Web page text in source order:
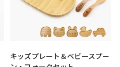
キッズプレート＆ベビースプー